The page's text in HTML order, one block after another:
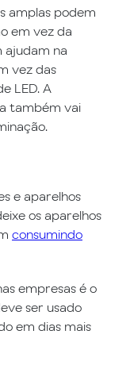
amplas podem
em vez da
na
vez das
LED. A
também vai
e aparelhos
os aparelhos
consumindo
empresas é o
ser usado
em dias mais